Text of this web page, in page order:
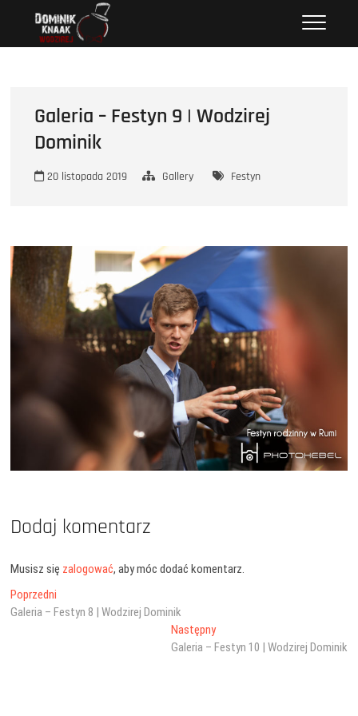
STRONA INTERNETOWA WODZIREJA DOMINIKA.
Galeria – Festyn 9 | Wodzirej
Dominik
20 listopada 2019 Gallery Festyn
Dodaj komentarz
Musisz się zalogować, aby móc dodać komentarz.
Nawigacja
wpisu
Poprzedni
wpis:
Galeria – Festyn 8 | Wodzirej Dominik
NastępnyNastępny
wpis:
Galeria – Festyn 10 | Wodzirej Dominik